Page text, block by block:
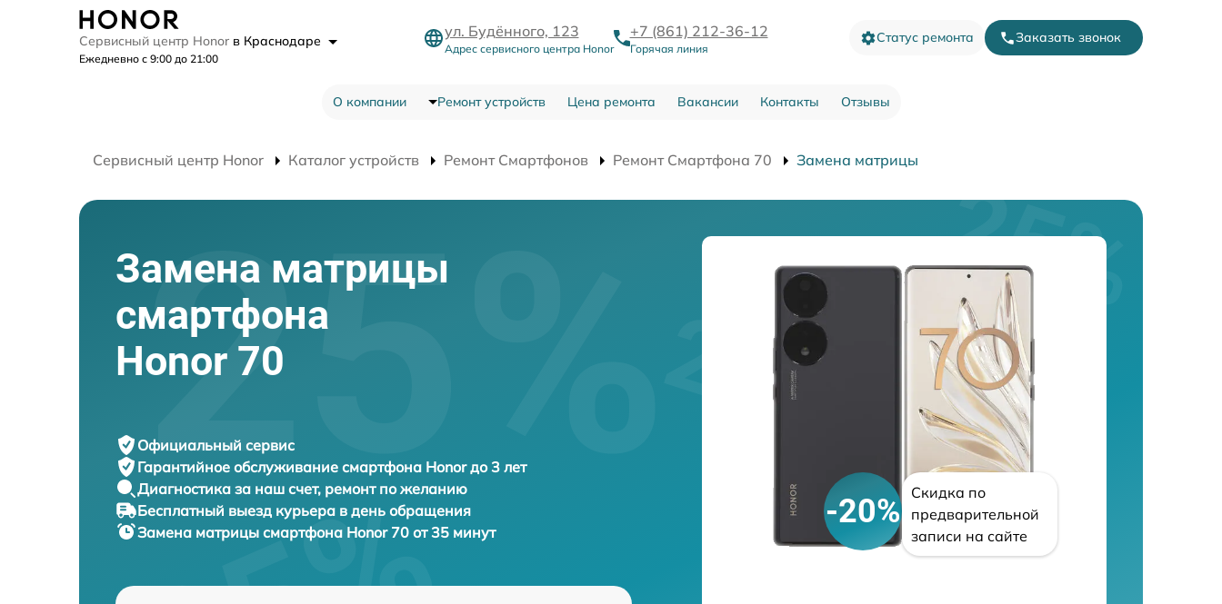
Сервисный центр Honor в Краснодаре
Ежедневно с 9:00 до 21:00
ул. Будённого, 123
Адрес сервисного центра Honor
+7 (861) 212-36-12
Горячая линия
Статус ремонта Заказать звонок
О компании Ремонт устройств Цена ремонта Вакансии Контакты Отзывы
Сервисный центр Honor Каталог устройств Ремонт Смартфонов Ремонт Смартфона 70 Замена матрицы
Замена матрицы
смартфона
Honor 70
Официальный сервис
Гарантийное обслуживание смартфона Honor до 3 лет
Диагностика за наш счет, ремонт по желанию
Бесплатный выезд курьера в день обращения
Замена матрицы смартфона Honor 70 от 35 минут
-20%
Скидка по
предварительной
записи на сайте